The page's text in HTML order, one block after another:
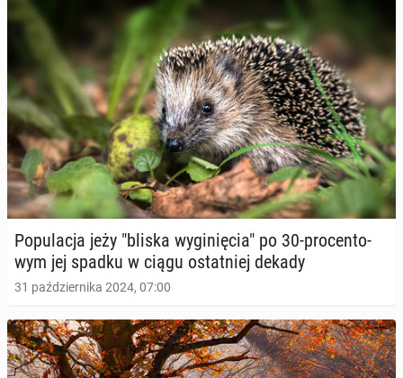
Po­pu­la­cja jeży "bliska wy­gi­nię­cia" po 30-pro­cen­to­
wym jej spadku w ciągu ostat­niej dekady
31 października 2024, 07:00